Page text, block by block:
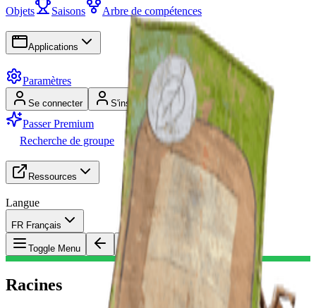
Objets
Saisons Arbre de compétences
Applications
Paramètres
Se connecter S'inscrire
Passer Premium
Recherche de groupe
Ressources
Langue
FR Français
Toggle Menu Objet Racines
Racines